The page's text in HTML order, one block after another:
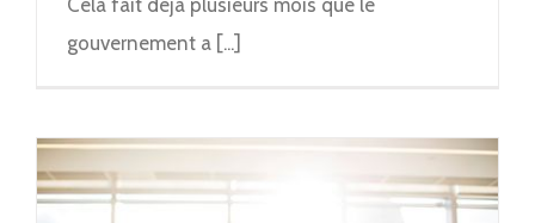
Cela fait déjà plusieurs mois que le
gouvernement a [...]